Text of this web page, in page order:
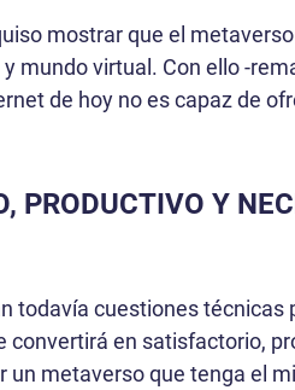
mostrar que el
mundo virtual. Con ello -
de hoy no es capaz de
PRODUCTIVO Y
todavía cuestiones
convertirá en satisfactorio,
un metaverso que tenga el